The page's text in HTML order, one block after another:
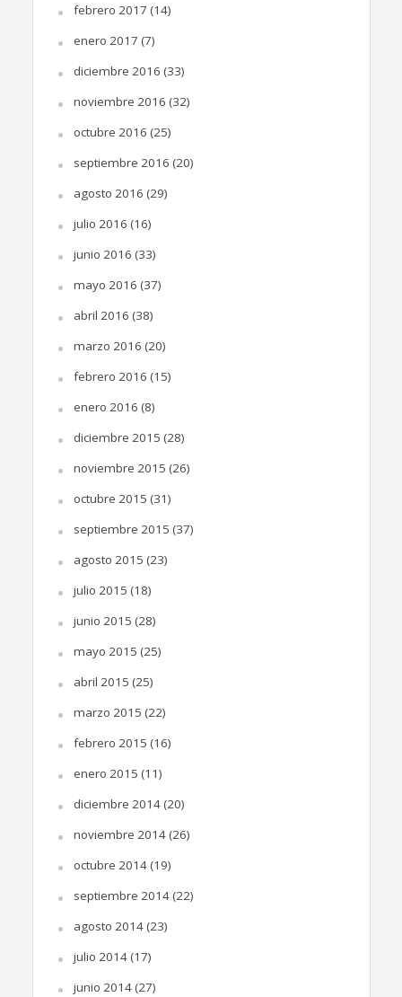
febrero 2017 (14)
enero 2017 (7)
diciembre 2016 (33)
noviembre 2016 (32)
octubre 2016 (25)
septiembre 2016 (20)
agosto 2016 (29)
julio 2016 (16)
junio 2016 (33)
mayo 2016 (37)
abril 2016 (38)
marzo 2016 (20)
febrero 2016 (15)
enero 2016 (8)
diciembre 2015 (28)
noviembre 2015 (26)
octubre 2015 (31)
septiembre 2015 (37)
agosto 2015 (23)
julio 2015 (18)
junio 2015 (28)
mayo 2015 (25)
abril 2015 (25)
marzo 2015 (22)
febrero 2015 (16)
enero 2015 (11)
diciembre 2014(20)
noviembre 2014(26)
octubre 2014(19)
septiembre 2014(22)
agosto 2014(23)
julio 2014(17)
junio 2014(27)